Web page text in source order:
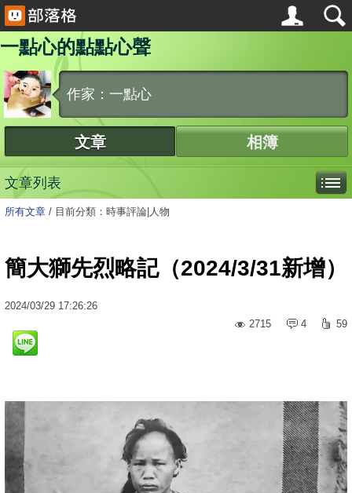
一點心的點點心聲
作家：一點心
文章 相簿
文章列表
所有文章 / 目前分類：時事評論|人物
簡大獅先烈略記（2024/3/31新增）
2024/03/29 17:26:26
2715
4 59